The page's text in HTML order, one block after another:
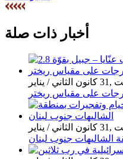
أخبار ذات صلة
الشاليهات جنوب لبنان